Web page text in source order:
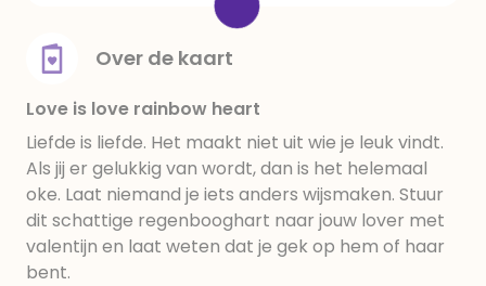
Over de kaart
Love is love rainbow heart
Liefde is liefde. Het maakt niet uit wie je leuk vindt.
Als jij er gelukkig van wordt, dan is het helemaal
oke. Laat niemand je iets anders wijsmaken. Stuur
dit schattige regenbooghart naar jouw lover met
valentijn en laat weten dat je gek op hem of haar
bent.